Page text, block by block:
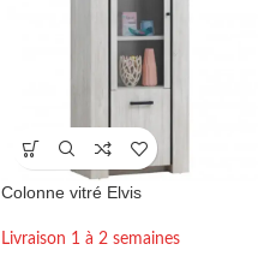
Colonne vitré Elvis
Livraison 1 à 2 semaines